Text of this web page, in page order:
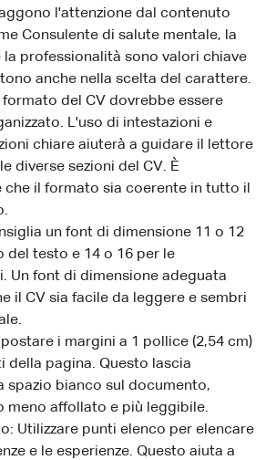
l'attenzione dal contenuto
Consulente di salute mentale, la
la professionalità sono valori chiave
anche nella scelta del carattere.
formato del CV dovrebbe essere
L'uso di intestazioni e
chiare aiuterà a guidare il lettore
diverse sezioni del CV. È
che il formato sia coerente in tutto il
un font di dimensione 11 o 12
del testo e 14 o 16 per le
Un font di dimensione adeguata
il CV sia facile da leggere e sembri
i margini a 1 pollice (2,54 cm)
della pagina. Questo lascia
spazio bianco sul documento,
meno affollato e più leggibile.
Utilizzare punti elenco per elencare
e le esperienze. Questo aiuta a